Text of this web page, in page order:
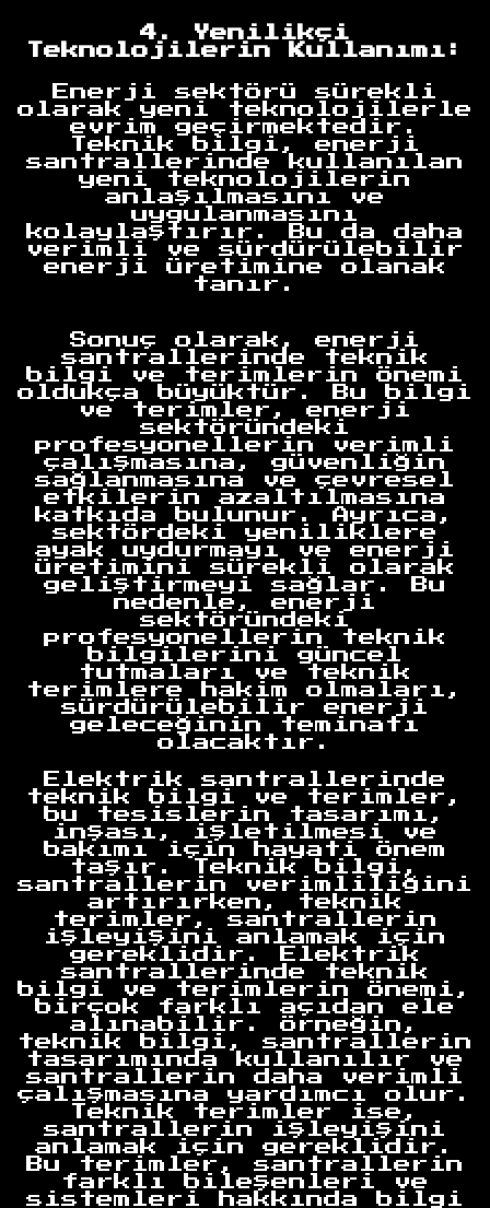
4. Yenilikçi
Teknolojilerin Kullanımı:
Enerji sektörü sürekli
olarak yeni teknolojilerle
evrim geçirmektedir.
Teknik bilgi, enerji
santrallerinde kullanılan
yeni teknolojilerin
anlaşılmasını ve
uygulanmasını
kolaylaştırır. Bu da daha
verimli ve sürdürülebilir
enerji üretimine olanak
tanır.
Sonuç olarak, enerji
santrallerinde teknik
bilgi ve terimlerin önemi
oldukça büyüktür. Bu bilgi
ve terimler, enerji
sektöründeki
profesyonellerin verimli
çalışmasına, güvenliğin
sağlanmasına ve çevresel
etkilerin azaltılmasına
katkıda bulunur. Ayrıca,
sektördeki yeniliklere
ayak uydurmayı ve enerji
üretimini sürekli olarak
geliştirmeyi sağlar. Bu
nedenle, enerji
sektöründeki
profesyonellerin teknik
bilgilerini güncel
tutmaları ve teknik
terimlere hakim olmaları,
sürdürülebilir enerji
geleceğinin teminatı
olacaktır.
Elektrik santrallerinde
teknik bilgi ve terimler,
bu tesislerin tasarımı,
inşası, işletilmesi ve
bakımı için hayati önem
taşır. Teknik bilgi,
santrallerin verimliliğini
artırırken, teknik
terimler, santrallerin
işleyişini anlamak için
gereklidir. Elektrik
santrallerinde teknik
bilgi ve terimlerin önemi,
birçok farklı açıdan ele
alınabilir. Örneğin,
teknik bilgi, santrallerin
tasarımında kullanılır ve
santrallerin daha verimli
çalışmasına yardımcı olur.
Teknik terimler ise,
santrallerin işleyişini
anlamak için gereklidir.
Bu terimler, santrallerin
farklı bileşenleri ve
sistemleri hakkında bilgi